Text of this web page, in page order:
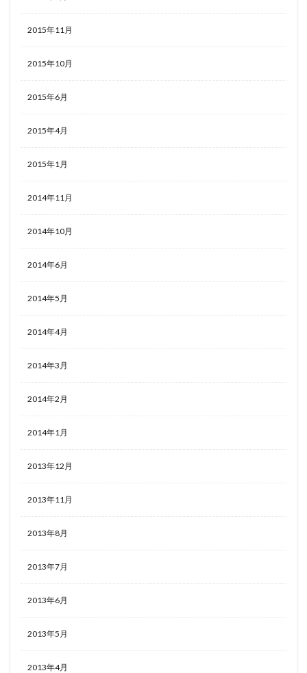
2015年11月
2015年10月
2015年6月
2015年4月
2015年1月
2014年11月
2014年10月
2014年6月
2014年5月
2014年4月
2014年3月
2014年2月
2014年1月
2013年12月
2013年11月
2013年8月
2013年7月
2013年6月
2013年5月
2013年4月